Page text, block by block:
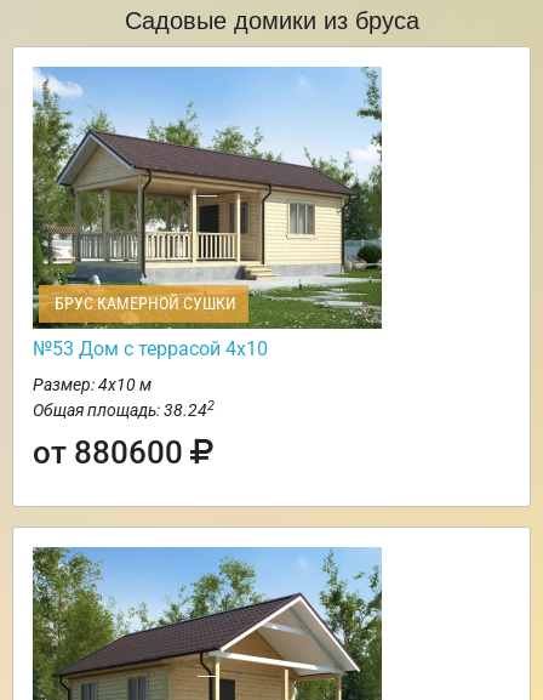
Садовые домики из бруса
БРУС КАМЕРНОЙ СУШКИ
№53 Дом с террасой 4х10
Размер: 4х10 м
Общая площадь: 38.242
от 880600